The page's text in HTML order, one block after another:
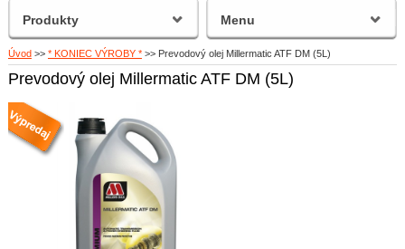
Úvod >> * KONIEC VÝROBY * >> Prevodový olej Millermatic ATF DM (5L)
Prevodový olej Millermatic ATF DM (5L)
Produkty Menu